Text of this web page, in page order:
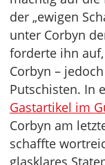
der „ewigen
unter Corbyn
forderte ihn
Corbyn –
Putschisten. In
Gastartikel im
Corbyn am
schaffte
glasklares